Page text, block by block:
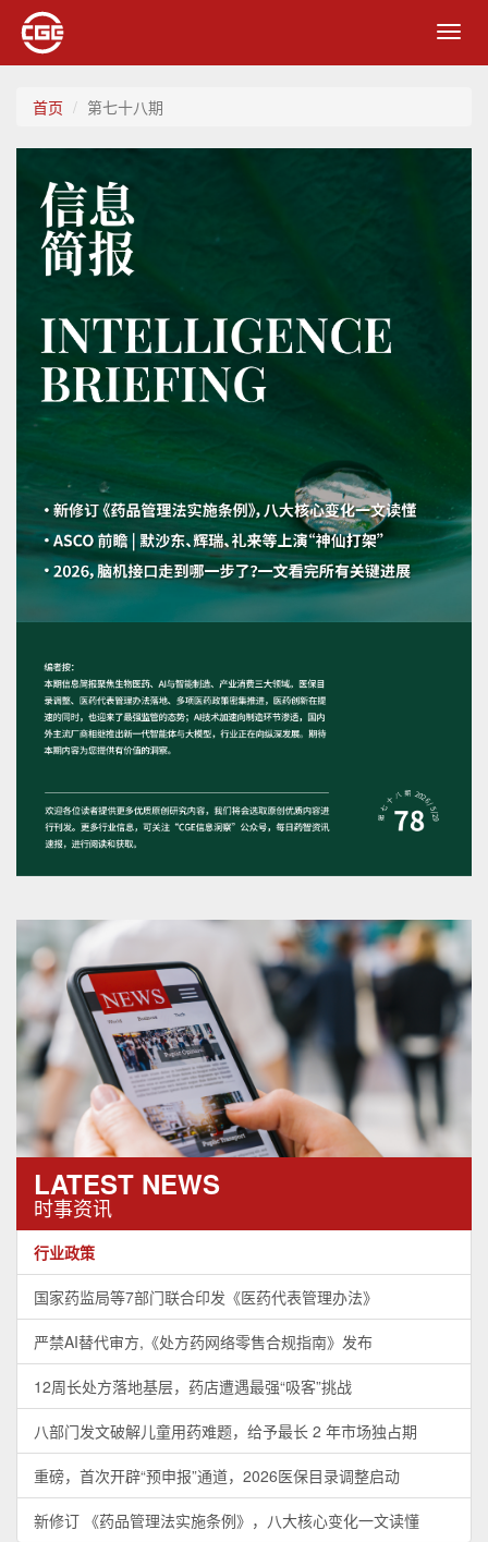
首页 第七十八期
LATEST NEWS
时事资讯
行业政策
国家药监局等7部门联合印发《医药代表管理办法》
严禁AI替代审方,《处方药网络零售合规指南》发布
12周长处方落地基层，药店遭遇最强“吸客”挑战
八部门发文破解儿童用药难题，给予最长 2 年市场独占期
重磅，首次开辟“预申报”通道，2026医保目录调整启动
新修订 《药品管理法实施条例》，八大核心变化一文读懂